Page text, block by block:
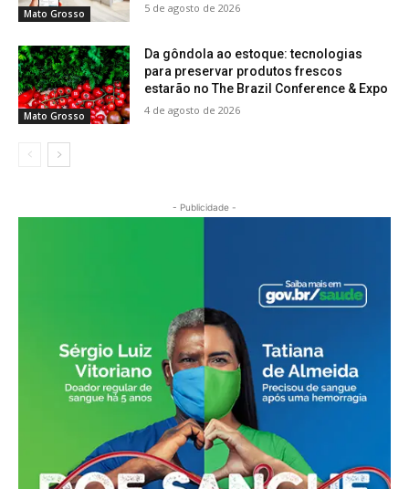
Mato Grosso 5 de agosto de 2026
Mato Grosso
Da gôndola ao estoque: tecnologias
para preservar produtos frescos
estarão no The Brazil Conference & Expo
4 de agosto de 2026
- Publicidade -